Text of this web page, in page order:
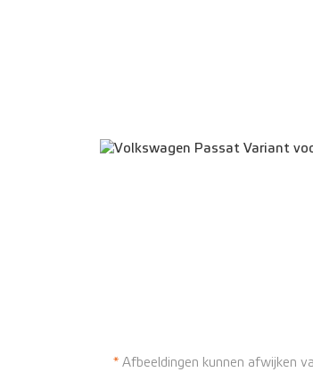
*Afbeeldingen kunnen afwijken